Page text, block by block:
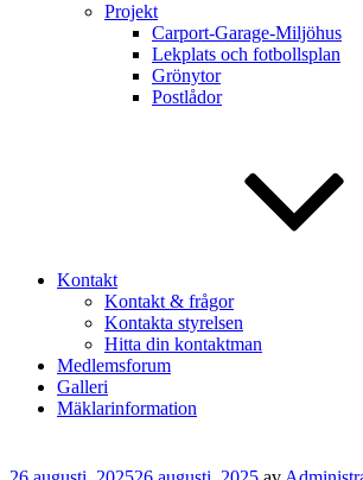
Projekt
Carport-Garage-Miljöhus
Lekplats och fotbollsplan
Grönytor
Postlådor
Kontakt
Kontakt & frågor
Kontakta styrelsen
Hitta din kontaktman
Medlemsforum
Galleri
Mäklarinformation
Publicerat